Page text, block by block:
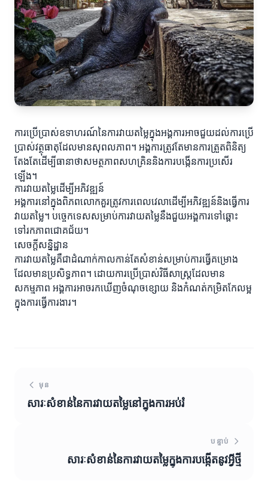
ការប្រើប្រាស់ឧទាហរណ៍នៃការវាយតម្លៃក្នុងអង្គការអាចជួយដល់ការប្រើ
ប្រាស់វត្ថុធាតុដែលមានសុពលភាព។ អង្គការត្រូវតែមានការត្រួតពិនិត្យ
តែងតែដើម្បីធានាថាសមត្ថភាពសហគ្រិននិងការបង្កើនការប្រសើរ
ឡើង។
ការវាយតម្លៃដើម្បីអភិវឌ្ឍន៍
អង្គការនៅក្នុងពិភពលោកគួរត្រូវការពេលវេលាដើម្បីអភិវឌ្ឍន៍និងធ្វើការ
វាយតម្លៃ។ បច្ចេកទេសសម្រាប់ការវាយតម្លៃនឹងជួយអង្គការទៅឆ្ពោះ
ទៅរកភាពជោគជ័យ។
សេចក្ដីសន្និដ្ឋាន
ការវាយតម្លៃគឺជាដំណាក់កាលកាន់តែសំខាន់សម្រាប់ការធ្វើគម្រោង
ដែលមានប្រសិទ្ធភាព។ ដោយការប្រើប្រាស់វិធីសាស្ត្រដែលមាន
សកម្មភាព អង្គការអាចរកឃើញចំណុចខ្សោយ និងកំណត់កម្រិតកែលម្អ
ក្នុងការធ្វើការងារ។
មុន
សារៈសំខាន់នៃការវាយតម្លៃនៅក្នុងការអប់រំ
បន្ទាប់
សារៈសំខាន់នៃការវាយតម្លៃក្នុងការបង្កើតនូវអ្វីថ្មី